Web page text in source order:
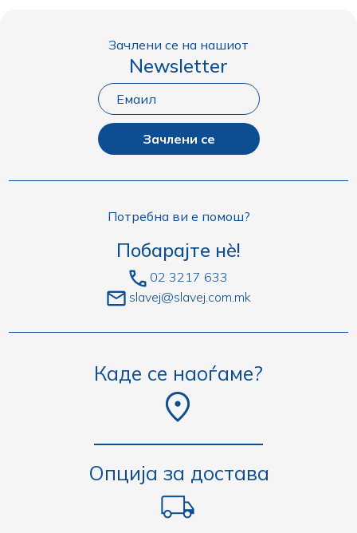
Зачлени се на нашиот
Newsletter
Зачлени се
Потребна ви е помош?
Побарајте нè!
02 3217 633
slavej@slavej.com.mk
Каде се наоѓаме?
Опција за достава